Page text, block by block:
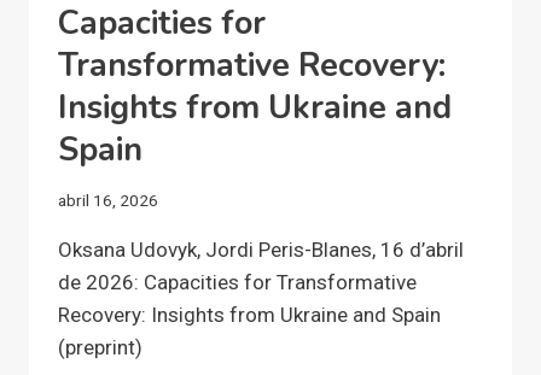
Capacities for
Transformative Recovery:
Insights from Ukraine and
Spain
abril 16, 2026
Oksana Udovyk, Jordi Peris-Blanes, 16 d’abril
de 2026: Capacities for Transformative
Recovery: Insights from Ukraine and Spain
(preprint)